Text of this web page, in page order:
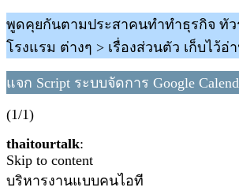
พูดคุยกันตามประสาคนทำทำธุรกิจ ทัว
โรงแรม ต่างๆ > เรื่องส่วนตัว เก็บไว้อ่า
แจก Script ระบบจัดการ Google
(1/1)
thaitourtalk:
Skip to content
บริหารงานแบบคนไอที